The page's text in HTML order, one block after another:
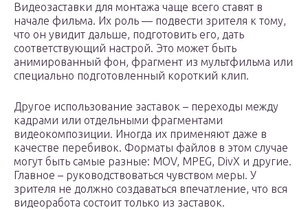
Видеозаставки для монтажа чаще всего ставят в
начале фильма. Их роль — подвести зрителя к тому,
что он увидит дальше, подготовить его, дать
соответствующий настрой. Это может быть
анимированный фон, фрагмент из мультфильма или
специально подготовленный короткий клип.
Другое использование заставок – переходы между
кадрами или отдельными фрагментами
видеокомпозиции. Иногда их применяют даже в
качестве перебивок. Форматы файлов в этом случае
могут быть самые разные: MOV, MPEG, DivX и другие.
Главное – руководствоваться чувством меры. У
зрителя не должно создаваться впечатление, что вся
видеоработа состоит только из заставок.